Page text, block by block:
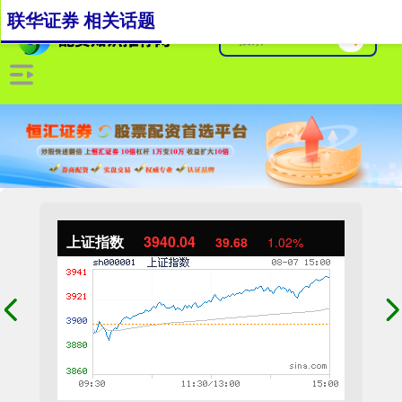
上证指数 3940.04 39.68 1.02%
联华证券 相关话题